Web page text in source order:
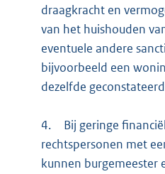
draagkracht en
van het huishouden
eventuele andere
bijvoorbeeld een
dezelfde
4.
Bij geringe
rechtspersonen met
kunnen burgemeester